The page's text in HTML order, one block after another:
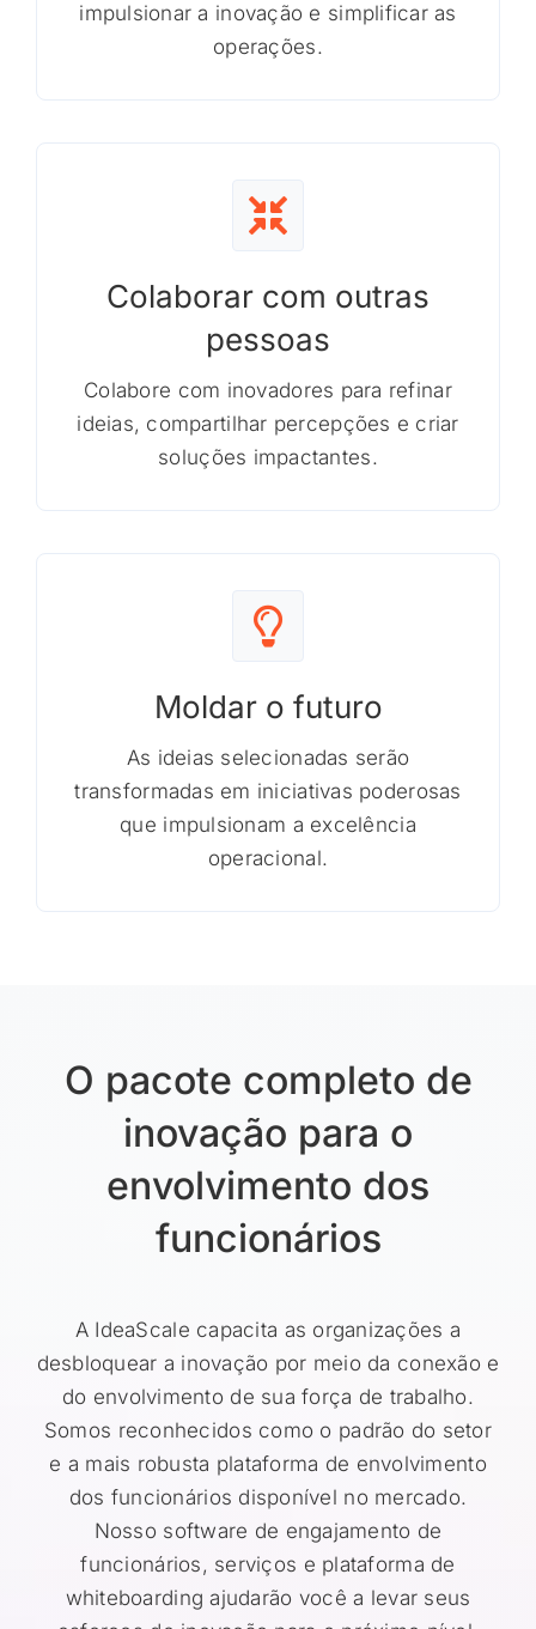
impulsionar a inovação e simplificar as
operações.
Colaborar com outras
pessoas
Colabore com inovadores para refinar
ideias, compartilhar percepções e criar
soluções impactantes.
Moldar o futuro
As ideias selecionadas serão
transformadas em iniciativas poderosas
que impulsionam a excelência
operacional.
O pacote completo de
inovação para o
envolvimento dos
funcionários
A IdeaScale capacita as organizações a
desbloquear a inovação por meio da conexão e
do envolvimento de sua força de trabalho.
Somos reconhecidos como o padrão do setor
e a mais robusta plataforma de envolvimento
dos funcionários disponível no mercado.
Nosso software de engajamento de
funcionários, serviços e plataforma de
whiteboarding ajudarão você a levar seus